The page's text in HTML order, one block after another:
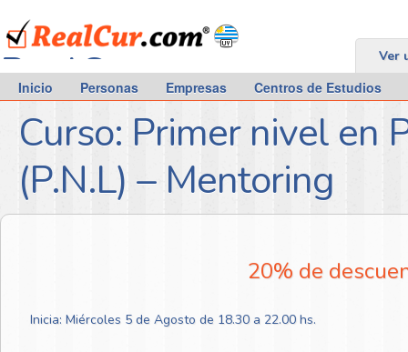
RealCur.com Ver
Inicio Personas Empresas Centros de Estudios
Curso: Primer nivel en
(P.N.L) – Mentoring
20% de
Inicia: Miércoles 5 de Agosto de 18.30 a 22.00 hs.